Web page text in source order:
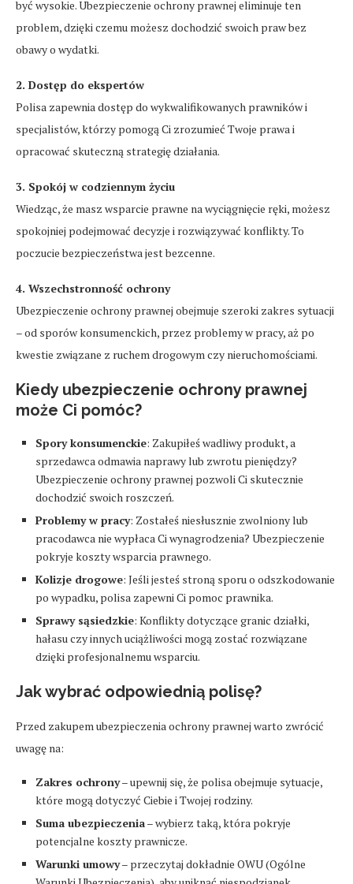
być wysokie. Ubezpieczenie ochrony prawnej eliminuje ten
problem, dzięki czemu możesz dochodzić swoich praw bez
obawy o wydatki.
2. Dostęp do ekspertów
Polisa zapewnia dostęp do wykwalifikowanych prawników i
specjalistów, którzy pomogą Ci zrozumieć Twoje prawa i
opracować skuteczną strategię działania.
3. Spokój w codziennym życiu
Wiedząc, że masz wsparcie prawne na wyciągnięcie ręki, możesz
spokojniej podejmować decyzje i rozwiązywać konflikty. To
poczucie bezpieczeństwa jest bezcenne.
4. Wszechstronność ochrony
Ubezpieczenie ochrony prawnej obejmuje szeroki zakres sytuacji
– od sporów konsumenckich, przez problemy w pracy, aż po
kwestie związane z ruchem drogowym czy nieruchomościami.
Kiedy ubezpieczenie ochrony prawnej
może Ci pomóc?
Spory konsumenckie: Zakupiłeś wadliwy produkt, a
sprzedawca odmawia naprawy lub zwrotu pieniędzy?
Ubezpieczenie ochrony prawnej pozwoli Ci skutecznie
dochodzić swoich roszczeń.
Problemy w pracy: Zostałeś niesłusznie zwolniony lub
pracodawca nie wypłaca Ci wynagrodzenia? Ubezpieczenie
pokryje koszty wsparcia prawnego.
Kolizje drogowe: Jeśli jesteś stroną sporu o odszkodowanie
po wypadku, polisa zapewni Ci pomoc prawnika.
Sprawy sąsiedzkie: Konflikty dotyczące granic działki,
hałasu czy innych uciążliwości mogą zostać rozwiązane
dzięki profesjonalnemu wsparciu.
Jak wybrać odpowiednią polisę?
Przed zakupem ubezpieczenia ochrony prawnej warto zwrócić
uwagę na:
Zakres ochrony– upewnij się, że polisa obejmuje sytuacje,
które mogą dotyczyć Ciebie i Twojej rodziny.
Suma ubezpieczenia– wybierz taką, która pokryje
potencjalne koszty prawnicze.
Warunki umowy– przeczytaj dokładnie OWU (Ogólne